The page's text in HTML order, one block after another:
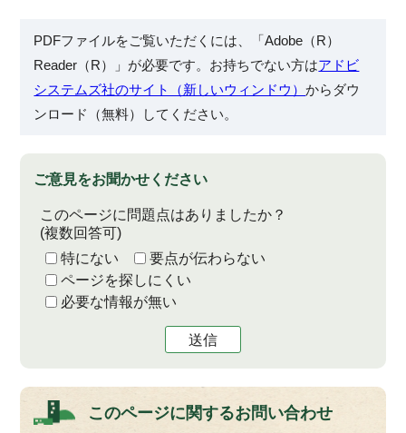
PDFファイルをご覧いただくには、「Adobe（R）
Reader（R）」が必要です。お持ちでない方はアドビ
システムズ社のサイト（新しいウィンドウ）からダウ
ンロード（無料）してください。
ご意見をお聞かせください
このページに問題点はありましたか？
(複数回答可)
特にない
要点が伝わらない
ページを探しにくい
必要な情報が無い
送信
このページに関するお問い合わせ